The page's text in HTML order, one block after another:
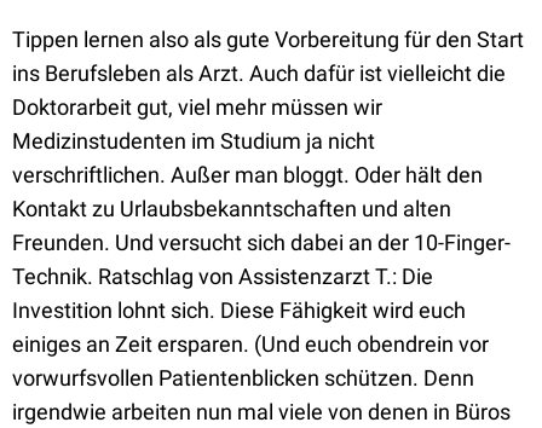
Tippen lernen also als gute Vorbereitung für den Start
ins Berufsleben als Arzt. Auch dafür ist vielleicht die
Doktorarbeit gut, viel mehr müssen wir
Medizinstudenten im Studium ja nicht
verschriftlichen. Außer man bloggt. Oder hält den
Kontakt zu Urlaubsbekanntschaften und alten
Freunden. Und versucht sich dabei an der 10-Finger-
Technik. Ratschlag von Assistenzarzt T.: Die
Investition lohnt sich. Diese Fähigkeit wird euch
einiges an Zeit ersparen. (Und euch obendrein vor
vorwurfsvollen Patientenblicken schützen. Denn
irgendwie arbeiten nun mal viele von denen in Büros